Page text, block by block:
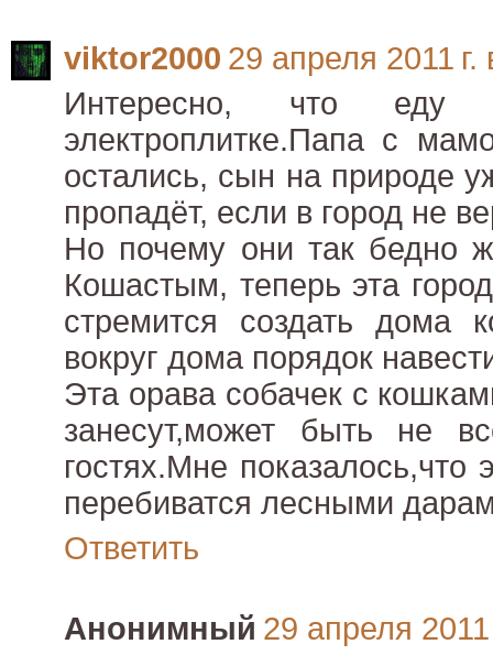
viktor2000 29 апреля 2011 г.
Интересно, что еду
электроплитке.Папа с
остались, сын на природе
пропадёт, если в город не
Но почему они так бедно
Кошастым, теперь эта
стремится создать дома
вокруг дома порядок
Эта орава собачек с
занесут,может быть не
гостях.Мне показалось,что
перебиватся лесными
Ответить
Анонимный 29 апреля 2011